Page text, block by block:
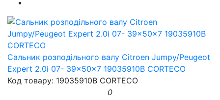
Сальник розподільного валу Citroen Jumpy/Peugeot
Expert 2.0i 07- 39x50x7 19035910B CORTECO
Код товару: 19035910B CORTECO
0